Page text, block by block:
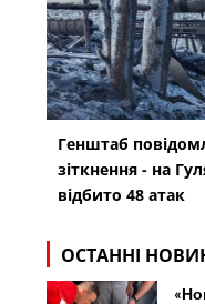
Генштаб
зіткнення - на
відбито 48 атак
ОСТАННІ